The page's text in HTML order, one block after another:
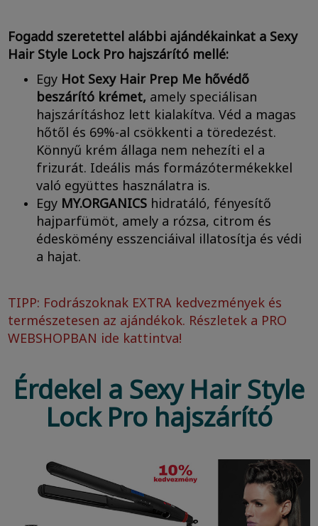
Fogadd szeretettel alábbi ajándékainkat a Sexy
Hair Style Lock Pro hajszárító mellé:
Egy Hot Sexy Hair Prep Me hővédő
beszárító krémet, amely speciálisan
hajszárításhoz lett kialakítva. Véd a magas
hőtől és 69%-al csökkenti a töredezést.
Könnyű krém állaga nem nehezíti el a
frizurát. Ideális más formázótermékekkel
való együttes használatra is.
Egy MY.ORGANICS hidratáló, fényesítő
hajparfümöt, amely a rózsa, citrom és
édeskömény esszenciáival illatosítja és védi
a hajat.
TIPP: Fodrászoknak EXTRA kedvezmények és
természetesen az ajándékok. Részletek a PRO
WEBSHOPBAN ide kattintva!
Érdekel a Sexy Hair Style
Lock Pro hajszárító